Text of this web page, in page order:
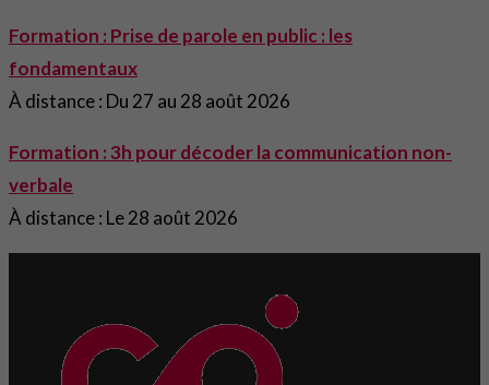
Formation : Prise de parole en public : les
fondamentaux
À distance : Du 27 au 28 août 2026
Formation : 3h pour décoder la communication non-
verbale
À distance : Le 28 août 2026